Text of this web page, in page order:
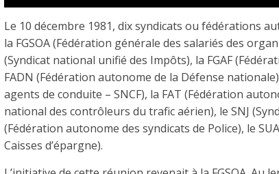
Le 10 décembre 1981, dix syndicats ou fédérations
la FGSOA (Fédération générale des salariés des
(Syndicat national unifié des Impôts), la FGAF
FADN (Fédération autonome de la Défense
agents de conduite – SNCF), la FAT (Fédération
national des contrôleurs du trafic aérien), le SNJ
(Fédération autonome des syndicats de Police), le
Caisses d’épargne).